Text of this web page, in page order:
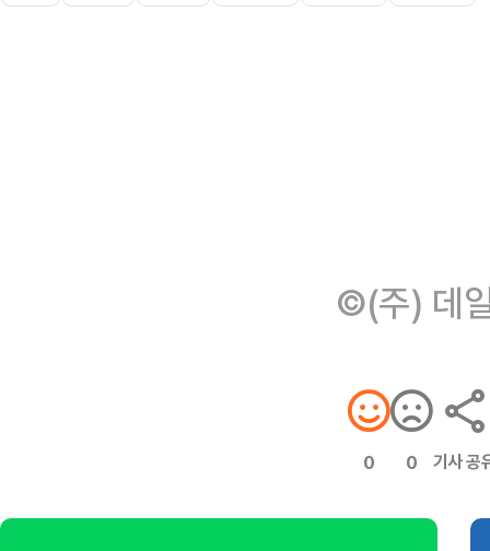
©(주) 데
0 0 기사 공